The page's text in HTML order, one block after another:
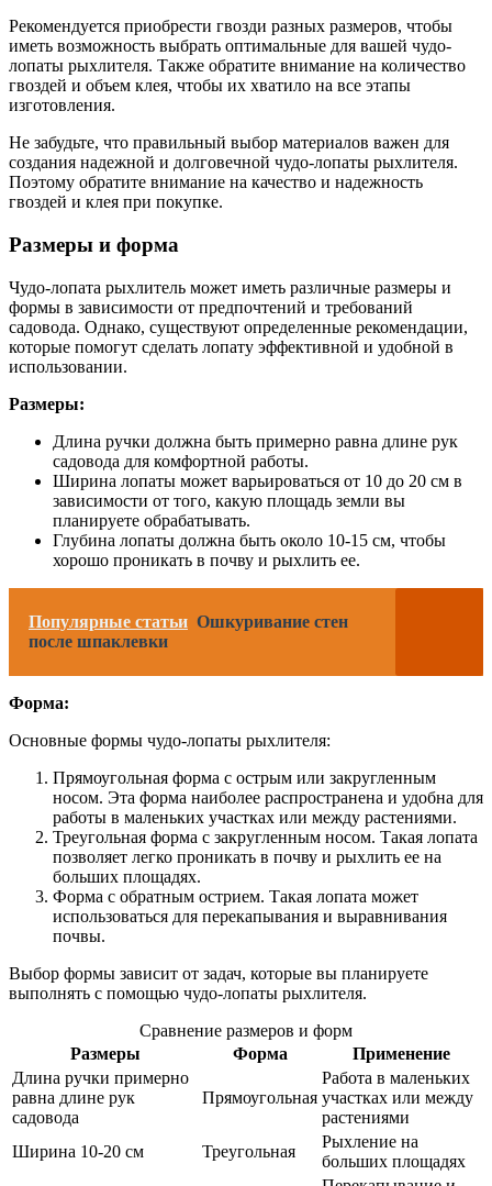
Рекомендуется приобрести гвозди разных размеров, чтобы
иметь возможность выбрать оптимальные для вашей чудо-
лопаты рыхлителя. Также обратите внимание на количество
гвоздей и объем клея, чтобы их хватило на все этапы
изготовления.
Не забудьте, что правильный выбор материалов важен для
создания надежной и долговечной чудо-лопаты рыхлителя.
Поэтому обратите внимание на качество и надежность
гвоздей и клея при покупке.
Размеры и форма
Чудо-лопата рыхлитель может иметь различные размеры и
формы в зависимости от предпочтений и требований
садовода. Однако, существуют определенные рекомендации,
которые помогут сделать лопату эффективной и удобной в
использовании.
Размеры:
Длина ручки должна быть примерно равна длине рук
садовода для комфортной работы.
Ширина лопаты может варьироваться от 10 до 20 см в
зависимости от того, какую площадь земли вы
планируете обрабатывать.
Глубина лопаты должна быть около 10-15 см, чтобы
хорошо проникать в почву и рыхлить ее.
Популярные статьи Ошкуривание стен
после шпаклевки
Форма:
Основные формы чудо-лопаты рыхлителя:
Прямоугольная форма с острым или закругленным
носом. Эта форма наиболее распространена и удобна для
работы в маленьких участках или между растениями.
Треугольная форма с закругленным носом. Такая лопата
позволяет легко проникать в почву и рыхлить ее на
больших площадях.
Форма с обратным острием. Такая лопата может
использоваться для перекапывания и выравнивания
почвы.
Выбор формы зависит от задач, которые вы планируете
выполнять с помощью чудо-лопаты рыхлителя.
Сравнение размеров и форм
Размеры
Форма
Применение
Длина ручки примерно
равна длине рук
садовода
Прямоугольная
Работа в маленьких
участках или между
растениями
Ширина 10-20 см
Треугольная
Рыхление на
больших площадях